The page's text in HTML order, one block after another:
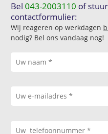
Bel043-2003110 of
contactformulier:
Wij reageren op werkdagen
nodig? Bel ons vandaag nog!